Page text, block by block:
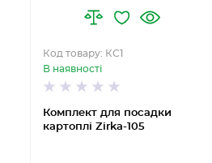
Комплект для посадки
картоплі Zirka-105
Код товару: КС1
В наявності